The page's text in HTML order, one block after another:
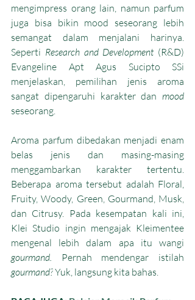
mengimpress orang lain, namun parfum
juga bisa bikin mood seseorang lebih
semangat dalam menjalani harinya.
Seperti Research and Development (R&D)
Evangeline Apt Agus Sucipto SSi
menjelaskan, pemilihan jenis aroma
sangat dipengaruhi karakter dan mood
seseorang.
Aroma parfum dibedakan menjadi enam
belas jenis dan masing-masing
menggambarkan karakter tertentu.
Beberapa aroma tersebut adalah Floral,
Fruity, Woody, Green, Gourmand, Musk,
dan Citrusy. Pada kesempatan kali ini,
Klei Studio ingin mengajak Kleimentee
gourmand.
gourmand? Yuk, langsung kita bahas.